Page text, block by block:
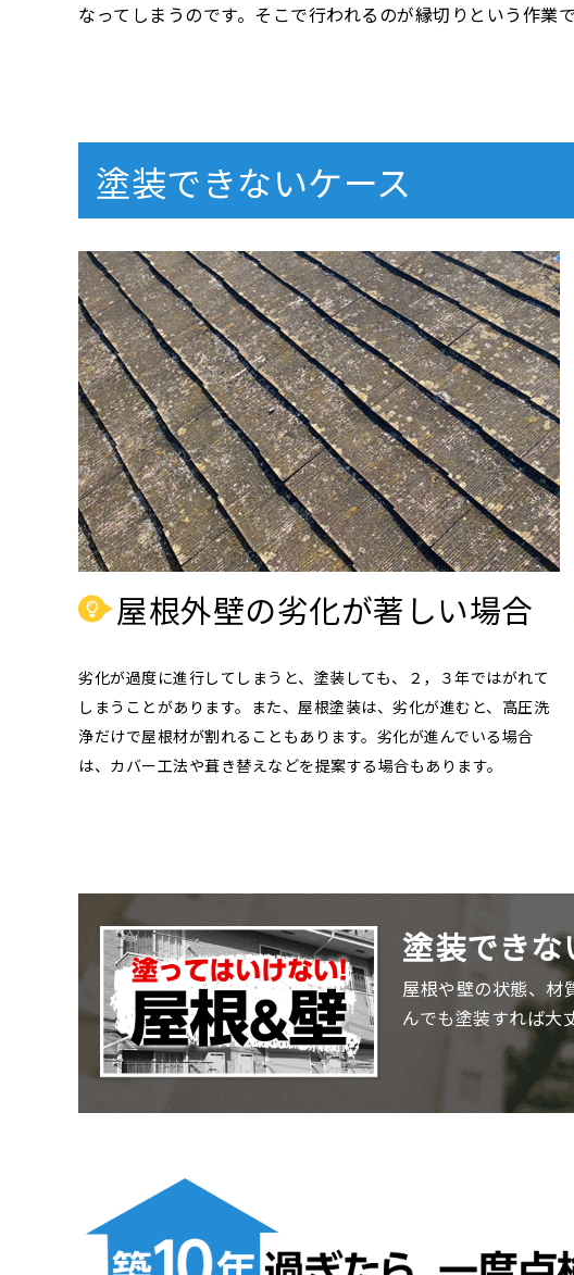
なってしまうのです。そこで行われるのが縁切りという作業で
塗装できないケース
屋根外壁の劣化が著しい場合
劣化が過度に進行してしまうと、塗装しても、２，３年ではがれて
しまうことがあります。また、屋根塗装は、劣化が進むと、高圧洗
浄だけで屋根材が割れることもあります。劣化が進んでいる場合
は、カバー工法や葺き替えなどを提案する場合もあります。
塗装できな
屋根や壁の状態、材
んでも塗装すれば⼤